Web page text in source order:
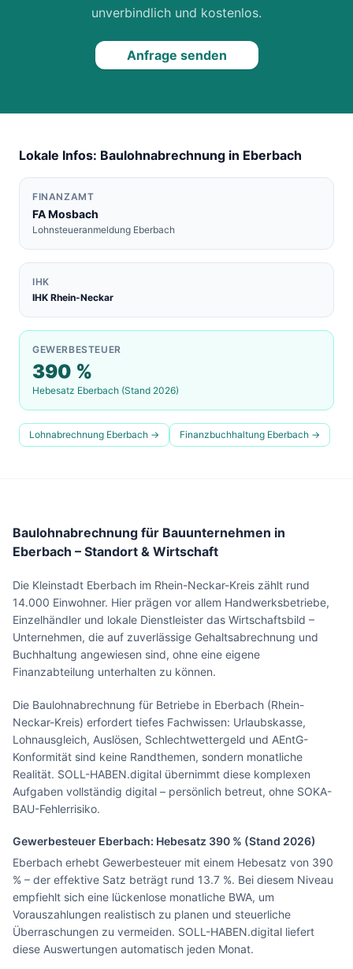
unverbindlich und kostenlos.
Anfrage senden
Lokale Infos: Baulohnabrechnung in Eberbach
FINANZAMT
FAMosbach
Lohnsteueranmeldung Eberbach
IHK
IHK Rhein-Neckar
GEWERBESTEUER
390 %
Hebesatz Eberbach (Stand 2026)
Lohnabrechnung Eberbach → Finanzbuchhaltung Eberbach →
Baulohnabrechnung für Bauunternehmen in
Eberbach – Standort & Wirtschaft
Die Kleinstadt Eberbach im Rhein-Neckar-Kreis zählt rund
14.000 Einwohner. Hier prägen vor allem Handwerksbetriebe,
Einzelhändler und lokale Dienstleister das Wirtschaftsbild –
Unternehmen, die auf zuverlässige Gehaltsabrechnung und
Buchhaltung angewiesen sind, ohne eine eigene
Finanzabteilung unterhalten zu können.
Die Baulohnabrechnung für Betriebe in Eberbach (Rhein-
Neckar-Kreis) erfordert tiefes Fachwissen: Urlaubskasse,
Lohnausgleich, Auslösen, Schlechtwettergeld und AEntG-
Konformität sind keine Randthemen, sondern monatliche
Realität. SOLL-HABEN.digital übernimmt diese komplexen
Aufgaben vollständig digital – persönlich betreut, ohne SOKA-
BAU-Fehlerrisiko.
Gewerbesteuer Eberbach: Hebesatz 390 % (Stand 2026)
Eberbach erhebt Gewerbesteuer mit einem Hebesatz von 390
% – der effektive Satz beträgt rund 13.7 %. Bei diesem Niveau
empfiehlt sich eine lückenlose monatliche BWA, um
Vorauszahlungen realistisch zu planen und steuerliche
Überraschungen zu vermeiden. SOLL-HABEN.digital liefert
diese Auswertungen automatisch jeden Monat.